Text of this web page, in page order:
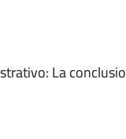
La